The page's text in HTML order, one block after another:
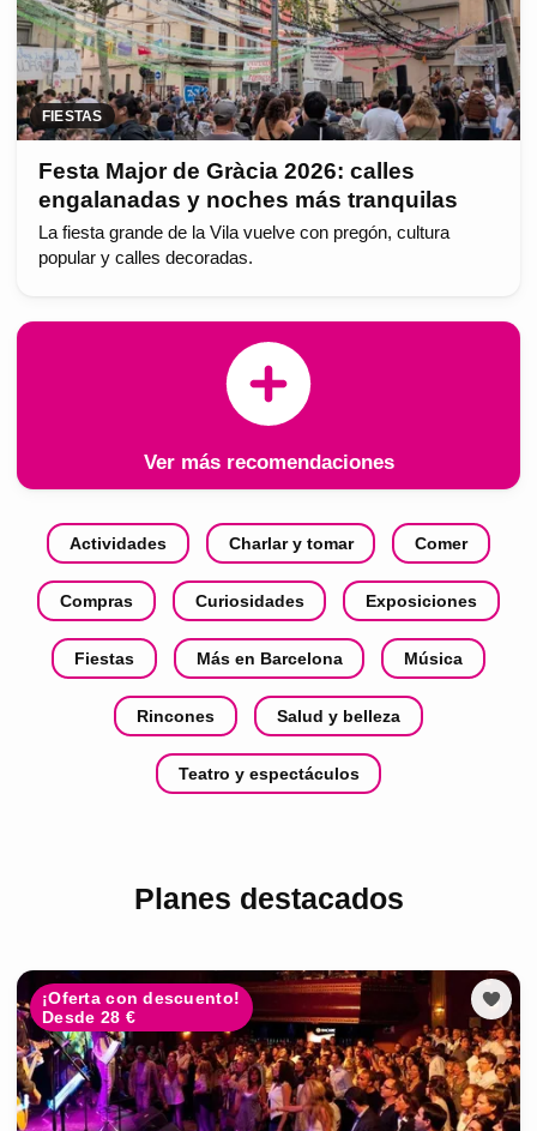
FIESTAS
Festa Major de Gràcia 2026: calles
engalanadas y noches más tranquilas
La fiesta grande de la Vila vuelve con pregón, cultura
popular y calles decoradas.
Ver más recomendaciones
Actividades Charlar y tomar Comer
Compras Curiosidades Exposiciones
Fiestas Más en Barcelona Música
Rincones Salud y belleza
Teatro y espectáculos
Planes destacados
¡Oferta con descuento!
Desde 28 €